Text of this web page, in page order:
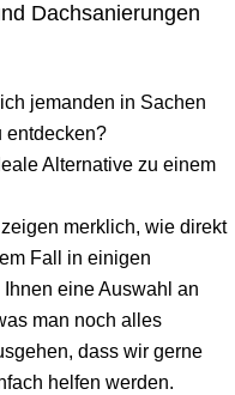
Dachsanierungen
jemanden in Sachen
entdecken?
Alternative zu einem
merklich, wie direkt
Fall in einigen
eine Auswahl an
man noch alles
dass wir gerne
helfen werden.